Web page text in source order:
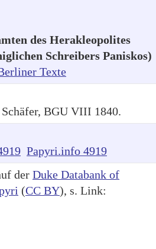
des Herakleopolites
Schreibers Paniskos)
Texte
BGU VIII 1840.
Papyri.info 4919
der Duke Databank of
(CC BY), s. Link: